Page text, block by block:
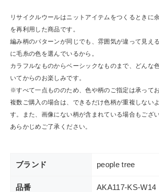
リサイクルウールはニットアイテムをつくるときに
を再利用した商品です。
編み柄のパターンが同じでも、雰囲気が違って見え
に毛糸の色を選んでいるから。
カラフルなものからベーシックなものまで、どんな
いてからのお楽しみです。
※すべて一点もののため、色や柄のご指定は承ってお
複数ご購入の場合は、できるだけ色柄が重複しない
す。また、画像にない柄が含まれている場合もござい
あらかじめご了承ください。
ブランド people tree
品番 AKA117-KS-W14